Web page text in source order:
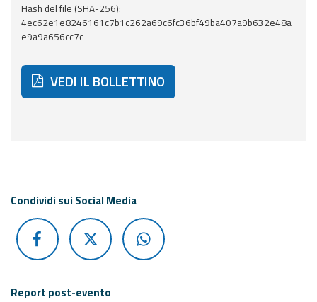
Aggiornamenti
utili
frequenti
Il progetto
Allerta
Meteo
Emilia-
Romagna
Contatti
Hash del file (SHA-256):
4ec62e1e8246161c7b1c262a69c6fc36bf49ba407a9b632e48a
e9a9a656cc7c
VEDI IL BOLLETTINO
Condividi sui Social Media
Report post-evento